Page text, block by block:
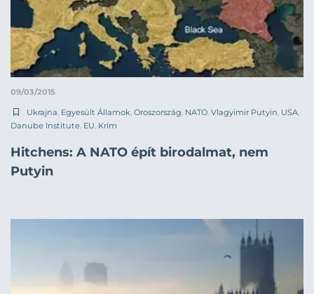
09/03/2015
Ukrajna Egyesült Államok Oroszország NATO Vlagyimir Putyin USA
Danube Institute EU Krím
Hitchens: A NATO épít birodalmat, nem
Putyin